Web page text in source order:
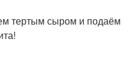
тертым сыром и подаём